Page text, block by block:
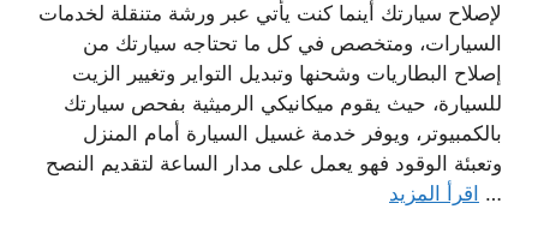
لإصلاح سيارتك أينما كنت يأتي عبر ورشة متنقلة لخدمات
السيارات، ومتخصص في كل ما تحتاجه سيارتك من
إصلاح البطاريات وشحنها وتبديل التواير وتغيير الزيت
للسيارة، حيث يقوم ميكانيكي الرميثية بفحص سيارتك
بالكمبيوتر، ويوفر خدمة غسيل السيارة أمام المنزل
وتعبئة الوقود فهو يعمل على مدار الساعة لتقديم النصح
… اقرأ المزيد